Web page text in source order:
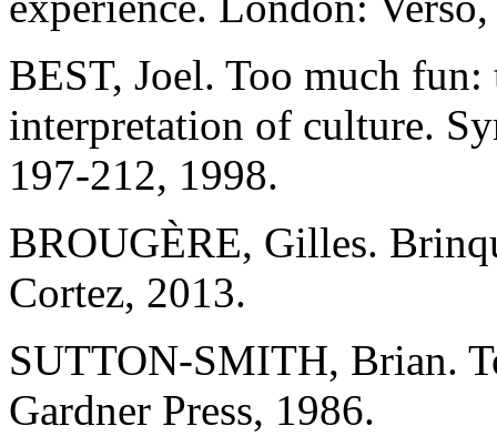
BEST, Joel. Too much
interpretation of culture.
197-212, 1998.
BROUGÈRE, Gilles.
Cortez, 2013.
SUTTON-SMITH, Brian.
Gardner Press, 1986.